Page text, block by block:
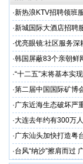
·新热浪KTV招聘领班
·新城国际大酒店招聘
·优亮眼镜:社区服务深
·韩国屏蔽83个亲朝鲜
·“十二五”末将基本实
·第二届中国国际矿博
·广东近海生态破坏严
·大连去年约有300万
·广东汕头加快打造粤
·台风“纳沙”擦肩而过